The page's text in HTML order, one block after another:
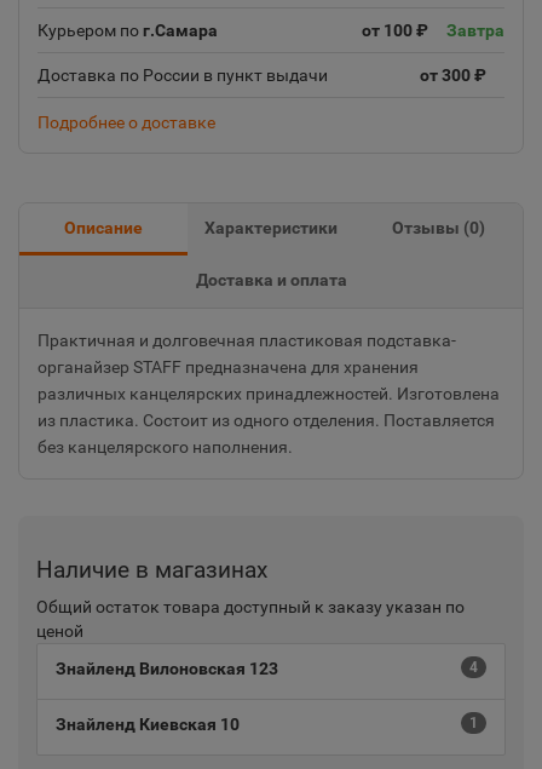
Курьером пог.Самара от 100 ₽ Завтра
Доставка по России в пункт выдачи от 300 ₽
Подробнее о доставке
Описание Характеристики Отзывы (0)
Доставка и оплата
Практичная и долговечная пластиковая подставка-
органайзер STAFF предназначена для хранения
различных канцелярских принадлежностей. Изготовлена
из пластика. Состоит из одного отделения. Поставляется
без канцелярского наполнения.
Наличие в магазинах
Общий остаток товара доступный к заказу указан по
ценой
Знайленд Вилоновская 123
4
Знайленд Киевская 10 1